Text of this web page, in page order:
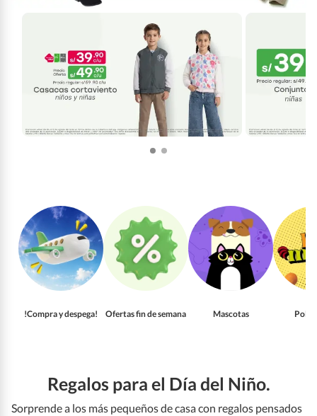
!Compra y despega! Ofertas fin de semana Mascotas
Regalos para el Día del Niño.
Sorprende a los más pequeños de casa con regalos pensados